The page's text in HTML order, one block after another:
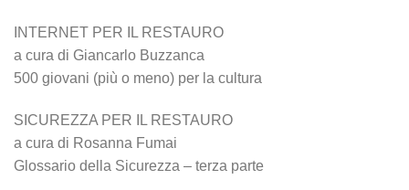
INTERNET PER IL RESTAURO
a cura di Giancarlo Buzzanca
500 giovani (più o meno) per la cultura
SICUREZZA PER IL RESTAURO
a cura di Rosanna Fumai
Glossario della Sicurezza – terza parte